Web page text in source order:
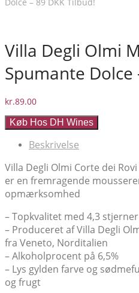
Villa Degli Olmi
Spumante Dolce
kr.89.00
Køb Hos DH Wines
Beskrivelse
Villa Degli Olmi Corte dei
er en fremragende
opmærksomhed
– Topkvalitet med 4,3
– Produceret af Villa Degli
fra Veneto, Norditalien
– Alkoholprocent på 6,5%
– Lys gylden farve og
og frugt